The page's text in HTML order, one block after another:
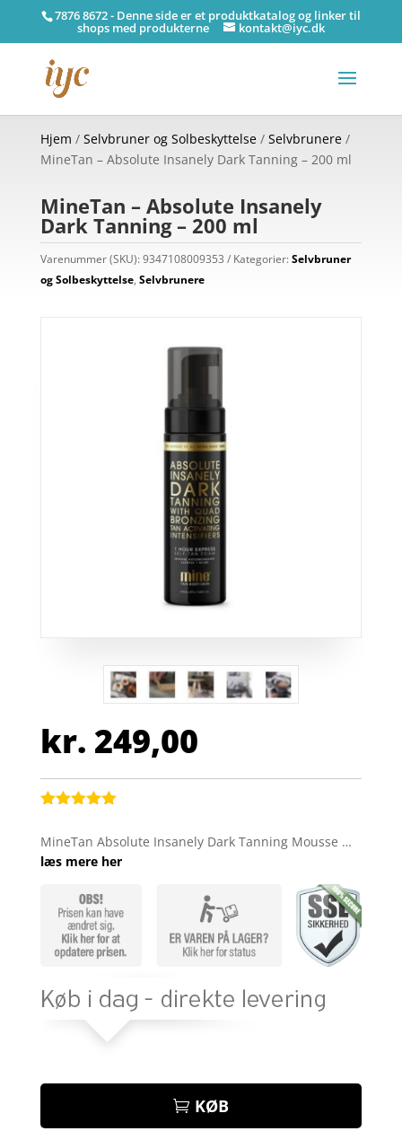
7876 8672 - Denne side er et produktkatalog og linker til
shops med produkterne kontakt@iyc.dk
Hjem / Selvbruner og Solbeskyttelse/ Selvbrunere/
MineTan – Absolute Insanely Dark Tanning – 200 ml
MineTan – Absolute Insanely
Dark Tanning – 200 ml
Varenummer (SKU):9347108009353 Kategorier:Selvbruner
og Solbeskyttelse, Selvbrunere
kr. 249,00
af 5
baseret på
MineTan Absolute Insanely Dark Tanning Mousse …
læs mere her
KØB